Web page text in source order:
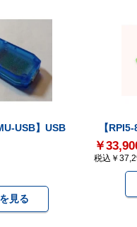
USB】USB
見る
【
￥
税込￥